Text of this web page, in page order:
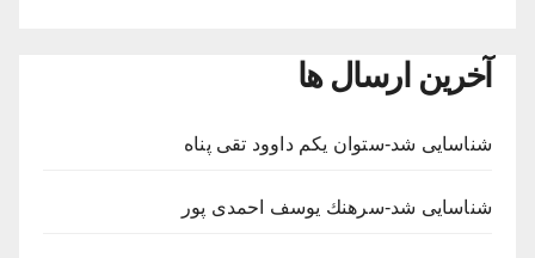
آخرین ارسال ها
شناسایی شد-ستوان یکم داوود تقی پناه
شناسایی شد-سرهنك يوسف احمدى پور